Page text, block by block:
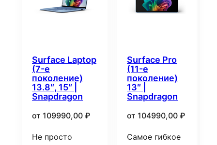
Surface Laptop
(7-е
поколение)
13.8″, 15″ |
Snapdragon
от 109990,00 ₽
Не просто
Surface Pro
(11-е
поколение)
13″ |
Snapdragon
от 104990,00 ₽
Самое гибкое